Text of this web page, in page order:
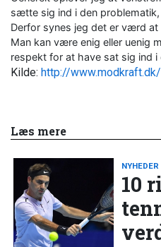
sætte sig ind i den
Derfor synes jeg det er værd
Man kan være enig eller uenig
respekt for at have sat sig ind i
Kilde: http://
Læs mere
NYHEDER
10